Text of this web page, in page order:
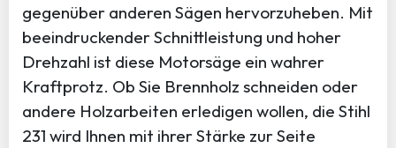
gegenüber anderen Sägen hervorzuheben. Mit
beeindruckender Schnittleistung und hoher
Drehzahl ist diese Motorsäge ein wahrer
Kraftprotz. Ob Sie Brennholz schneiden oder
andere Holzarbeiten erledigen wollen, die Stihl
231 wird Ihnen mit ihrer Stärke zur Seite